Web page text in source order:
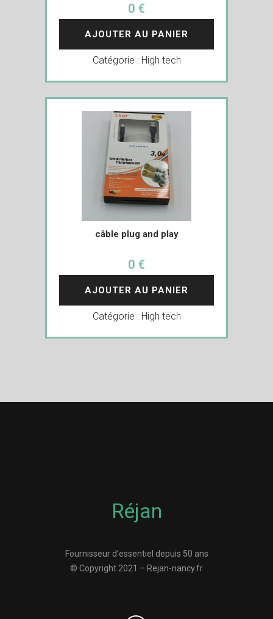
0 €
AJOUTER AU PANIER
Catégorie : High tech
câble plug and play
0 €
AJOUTER AU PANIER
Catégorie : High tech
Réjan
Fournisseur d’essentiel depuis 50 ans
© Copyright 2021 – Rejan-nancy.fr